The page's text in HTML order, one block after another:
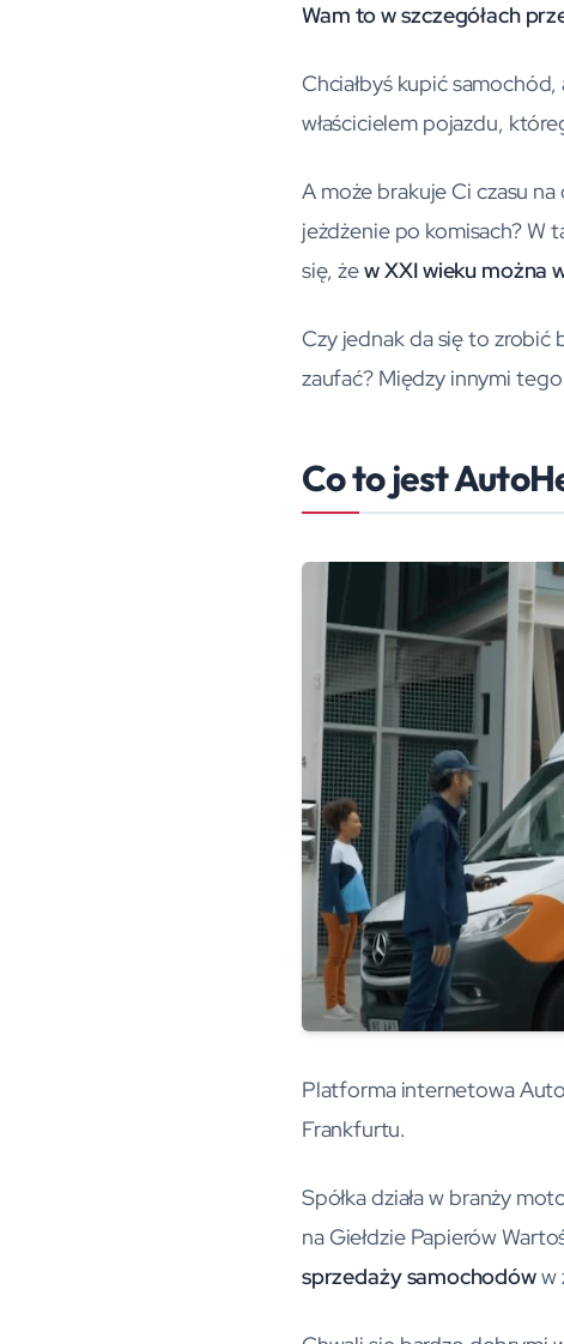
Wam to w szczegółach
Chciałbyś kupić
właścicielem pojazdu,
A może brakuje Ci czasu
jeżdżenie po komisach? W
się, żew XXI wieku można
Czy jednak da się to zrobić
zaufać? Między innymi
Co to jest
Platforma internetowa
Frankfurtu.
Spółka działa w branży
na Giełdzie Papierów
sprzedaży samochodóww